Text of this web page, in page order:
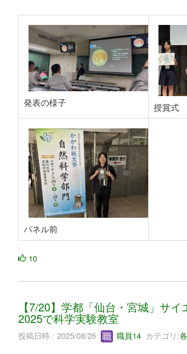
発表の様子 授賞式
パネル前
10
【7/20】学都「仙台・宮城」サイ
2025で科学実験教室
投稿日時 : 2025/08/26 職員14 カテゴリ: